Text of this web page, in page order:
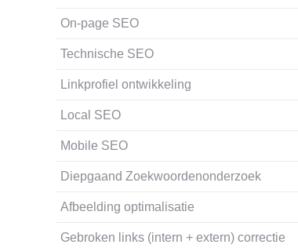
On-page SEO
Technische SEO
Linkprofiel ontwikkeling
Local SEO
Mobile SEO
Diepgaand Zoekwoordenonderzoek
Afbeelding optimalisatie
Gebroken links (intern + extern) correctie